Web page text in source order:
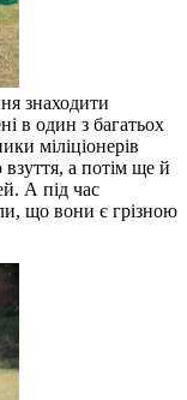
знаходити
в один з багатьох
міліціонерів
а потім ще й
А під час
що вони є грізною